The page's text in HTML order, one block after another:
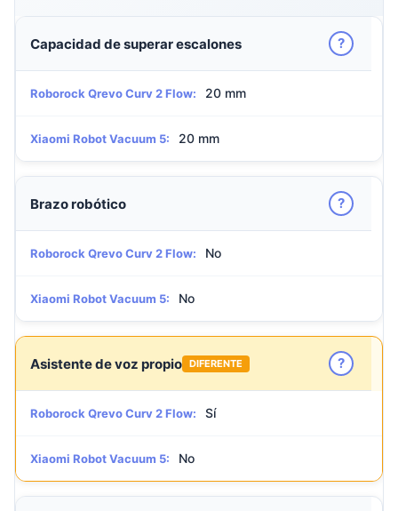
Capacidad de superar escalones ?
Roborock Qrevo Curv 2 Flow: 20 mm
Xiaomi Robot Vacuum 5: 20 mm
Brazo robótico ?
Roborock Qrevo Curv 2 Flow: No
Xiaomi Robot Vacuum 5: No
Asistente de voz propio DIFERENTE ?
Roborock Qrevo Curv 2 Flow: Sí
Xiaomi Robot Vacuum 5: No